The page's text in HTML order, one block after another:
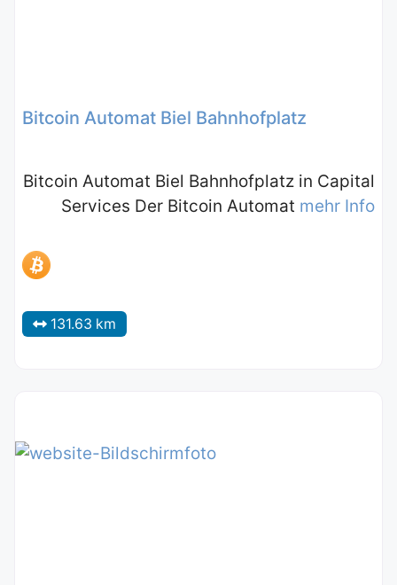
Bitcoin Automat Biel Bahnhofplatz
Bitcoin Automat Biel Bahnhofplatz in Capital
Services Der Bitcoin Automat mehr Info
131.63 km